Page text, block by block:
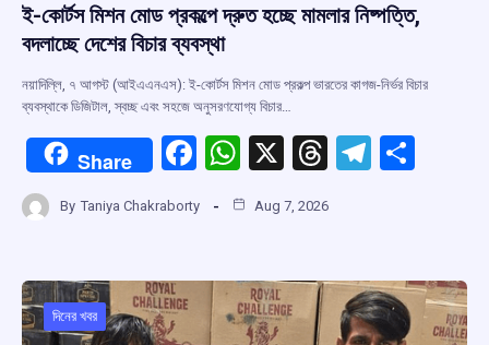
ই-কোর্টস মিশন মোড প্রকল্পে দ্রুত হচ্ছে মামলার নিষ্পত্তি,
বদলাচ্ছে দেশের বিচার ব্যবস্থা
নয়াদিল্লি, ৭ আগস্ট (আইএএনএস): ই-কোর্টস মিশন মোড প্রকল্প ভারতের কাগজ-নির্ভর বিচার
ব্যবস্থাকে ডিজিটাল, স্বচ্ছ এবং সহজে অনুসরণযোগ্য বিচার…
Share
F
ce
o
o
W
h
at
A
p
X
T
e
d
s
T
a
m
By Taniya Chakraborty Aug 7, 2026
দিনের খবর